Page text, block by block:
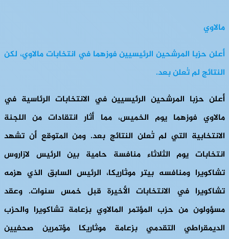
مالاوي
أعلن حزبا المرشحين الرئيسيين فوزهما في انتخابات مالاوي، لكن
النتائج لم تُعلن بعد.
أعلن حزبا المرشحين الرئيسيين في الانتخابات الرئاسية في
مالاوي فوزهما يوم الخميس، مما أثار انتقادات من اللجنة
الانتخابية التي لم تُعلن النتائج بعد. ومن المتوقع أن تشهد
انتخابات يوم الثلاثاء منافسة حامية بين الرئيس لازاروس
تشاكويرا ومنافسه بيتر موثاريكا، الرئيس السابق الذي هزمه
تشاكويرا في الانتخابات الأخيرة قبل خمس سنوات. وعقد
مسؤولون من حزب المؤتمر المالاوي بزعامة تشاكويرا والحزب
الديمقراطي التقدمي بزعامة موثاريكا مؤتمرين صحفيين